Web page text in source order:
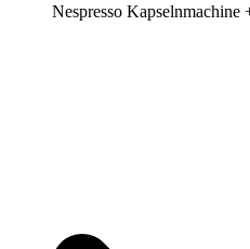
Nespresso Kapselnmachine